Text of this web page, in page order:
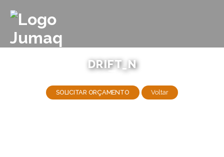
DRIFT_N
SOLICITAR ORÇAMENTO Voltar